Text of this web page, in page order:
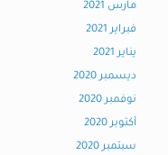
مارس 2021
فبراير 2021
يناير 2021
ديسمبر 2020
نوفمبر 2020
أكتوبر 2020
سبتمبر 2020